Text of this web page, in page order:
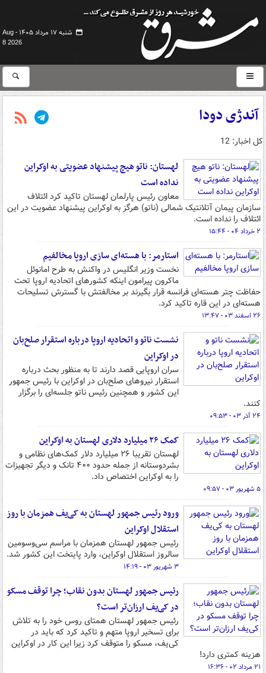
شنبه ۱۷ مرداد ۱۴۰۵ -
Aug
8 2026
آندژی دودا
کل اخبار: 12
لهستان: ناتو هیچ پیشنهاد عضویتی به اوکراین
نداده است
معاون رئیس پارلمان لهستان تاکید کرد ائتلاف
سازمان پیمان آتلانتیک شمالی (ناتو) هرگز به اوکراین پیشنهاد عضویت در این
ائتلاف را نداده است.
۲ خرداد ۰۴ - ۱۵:۴۴
استارمر: با هسته‌ای سازی اروپا مخالفیم
نخست وزیر انگلیس در واکنش به طرح امانوئل
ماکرون پیرامون اینکه کشورهای اتحادیه اروپا تحت
حفاظت چتر هسته‌ای فرانسه قرار بگیرند بر مخالفتش با گسترش تسلیحات
هسته‌ای در این قاره تاکید کرد.
۲۶ اسفند ۰۳ - ۱۳:۴۷
نشست ناتو و اتحادیه اروپا درباره استقرار صلح‌بان
در اوکراین
سران اروپایی قصد دارند تا به منظور بحث درباره
استقرار نیروهای صلح‌بان در اوکراین با رئیس جمهور
این کشور و همچنین رئیس ناتو جلسه‌ای را برگزار
کنند.
۲۴ آذر ۰۳ - ۰۹:۵۳
کمک ۲۶ میلیارد دلاری لهستان به اوکراین
لهستان تقریبا ۲۶ میلیارد دلار کمک‌های نظامی و
بشردوستانه از جمله حدود ۴۰۰ تانک و دیگر تجهیزات
را به اوکراین اختصاص داد.
۵ شهریور ۰۳ - ۰۹:۵۷
ورود رئیس جمهور لهستان به کی‌یف همزمان با روز
استقلال اوکراین
رئیس جمهور لهستان همزمان با مراسم سی‌وسومین
سالروز استقلال اوکراین، وارد پایتخت این کشور شد.
۳ شهریور ۰۳ - ۱۴:۱۹
رئیس جمهور لهستان بدون نقاب؛ چرا توقف مسکو
در کی‌یف ارزان‌تر است؟
رئیس جمهور لهستان همتای روس خود را به تلاش
برای تسخیر اروپا متهم و تاکید کرد که باید در
کی‌یف، مسکو را متوقف کرد زیرا این کار در اوکراین
هزینه کمتری دارد!
۲۱ مرداد ۰۲ - ۱۶:۳۶